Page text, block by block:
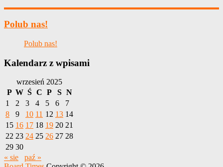
Polub nas!
Polub nas!
Kalendarz z wpisami
wrzesień 2025
P W Ś C P S N
1
2 3 4 5 6
7
8
9 10 11 12 13 14
15 16 17 18 19 20 21
22 23 24 25 26 27 28
29 30
« sie
paź »